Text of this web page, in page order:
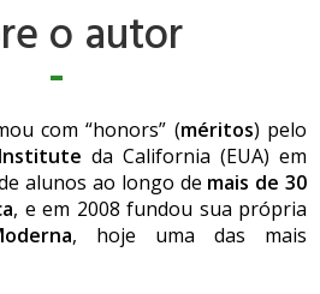
o autor
com “honors” (méritos) pelo
da California (EUA) em
alunos ao longo de mais de30
, e em 2008 fundou sua própria
, hoje uma das mais